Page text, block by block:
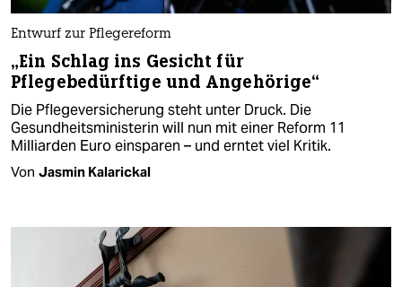
Entwurf zur Pflegereform
„Ein Schlag ins Gesicht für
Pflegebedürftige und Angehörige“
Die Pflegeversicherung steht unter Druck. Die
Gesundheitsministerin will nun mit einer Reform 11
Milliarden Euro einsparen – und erntet viel Kritik.
Von Jasmin Kalarickal